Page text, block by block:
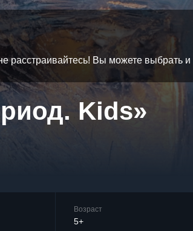
расстраивайтесь! Вы можете выбрать
Kids»
Возраст
5+